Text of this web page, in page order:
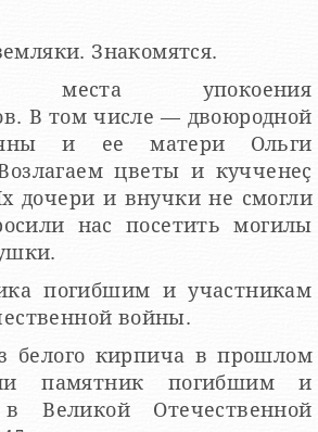
Знакомятся.
места упокоения
В том числе — двоюродной
и ее матери Ольги
цветы и кучченеҫ
дочери и внучки не смогли
нас посетить могилы
погибшим и участникам
войны.
белого кирпича в прошлом
памятник погибшим и
Великой Отечественной